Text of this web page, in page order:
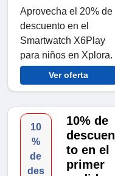
Aprovecha el 20% de
descuento en el
Smartwatch X6Play
para niños en Xplora.
Ver oferta
10
%
de
des
10% de
descuen
to en el
primer